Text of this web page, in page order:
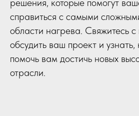
справиться с самыми
области нагрева. Свяжитесь
обсудить ваш проект и
помочь вам достичь новых
отрасли.